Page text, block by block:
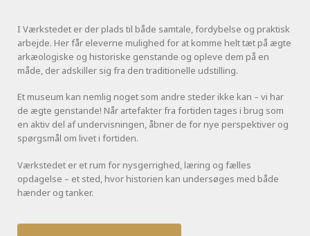
I Værkstedet er der plads til både samtale, fordybelse og praktisk
arbejde. Her får eleverne mulighed for at komme helt tæt på ægte
arkæologiske og historiske genstande og opleve dem på en
måde, der adskiller sig fra den traditionelle udstilling.
Et museum kan nemlig noget som andre steder ikke kan – vi har
de ægte genstande! Når artefakter fra fortiden tages i brug som
en aktiv del af undervisningen, åbner de for nye perspektiver og
spørgsmål om livet i fortiden.
Værkstedet er et rum for nysgerrighed, læring og fælles
opdagelse – et sted, hvor historien kan undersøges med både
hænder og tanker.